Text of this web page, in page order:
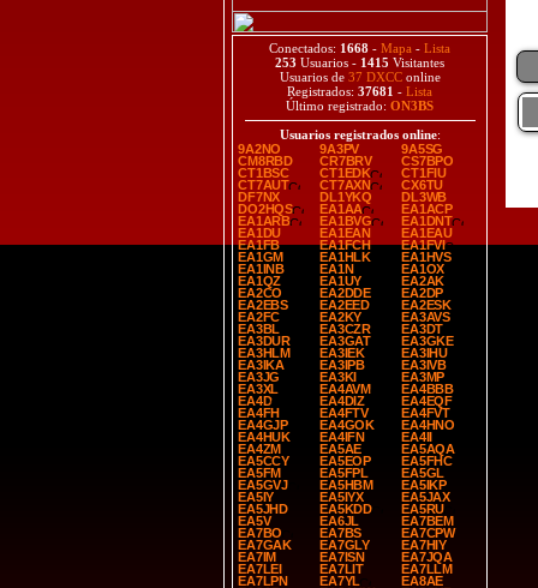
Conectados: 1668 - Mapa - Lista
253 Usuarios - 1415 Visitantes
Usuarios de 37 DXCConline
Registrados: 37681 - Lista
Último registrado: ON3BS
Usuarios registrados online:
9A2NO
9A3PV
9A5SG
CM8RBD
CR7BRV
CS7BPO
CT1BSC
CT1EDK
CT1FIU
CT7AUT
CT7AXN
CX6TU
DF7NX
DL1YKQ
DL3WB
DO2HQS
EA1AA
EA1ACP
EA1ARB
EA1BVG
EA1DNT
EA1DU
EA1EAN
EA1EAU
EA1FB
EA1FCH
EA1FVI
EA1GM
EA1HLK
EA1HVS
EA1INB
EA1N
EA1OX
EA1QZ
EA1UY
EA2AK
EA2CO
EA2DDE
EA2DP
EA2EBS
EA2EED
EA2ESK
EA2FC
EA2KY
EA3AVS
EA3BL
EA3CZR
EA3DT
EA3DUR
EA3GAT
EA3GKE
EA3HLM
EA3IEK
EA3IHU
EA3IKA
EA3IPB
EA3IVB
EA3JG
EA3KI
EA3MP
EA3XL
EA4AVM
EA4BBB
EA4D
EA4DIZ
EA4EQF
EA4FH
EA4FTV
EA4FVT
EA4GJP
EA4GOK
EA4HNO
EA4HUK
EA4IFN
EA4II
EA4ZM
EA5AE
EA5AQA
EA5CCY
EA5EOP
EA5FHC
EA5FM
EA5FPL
EA5GL
EA5GVJ
EA5HBM
EA5IKP
EA5IY
EA5IYX
EA5JAX
EA5JHD
EA5KDD
EA5RU
EA5V
EA6JL
EA7BEM
EA7BO
EA7BS
EA7CPW
EA7GAK
EA7GLY
EA7HIY
EA7IM
EA7ISN
EA7JQA
EA7LEI
EA7LIT
EA7LLM
EA7LPN
EA7YL
EA8AE